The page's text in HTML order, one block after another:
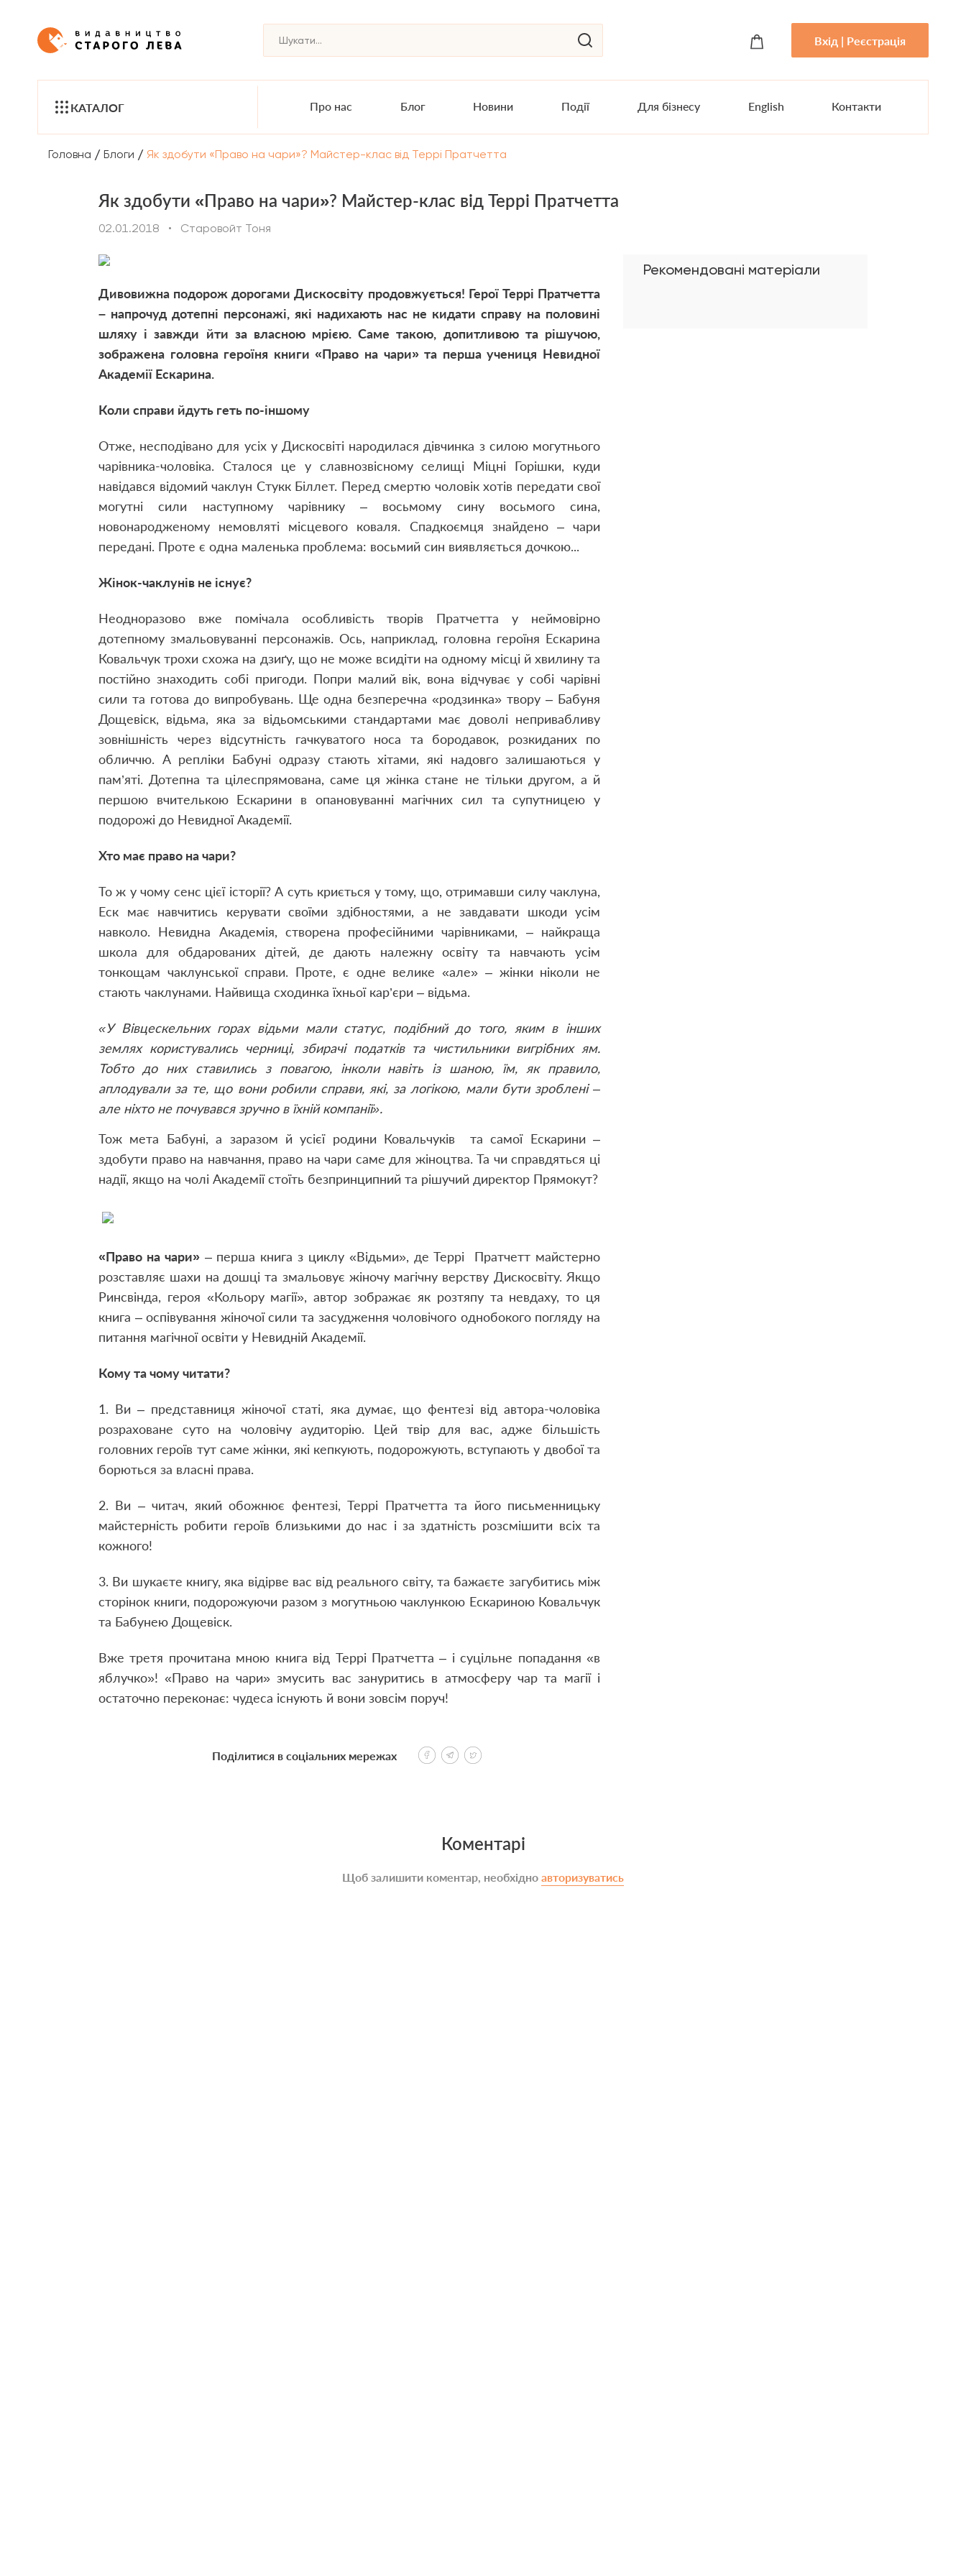
Вхід | Реєстрація
КАТАЛОГ Про нас Блог Новини Події Для бізнесу English Контакти
Головна / Блоги / Як здобути «Право на чари»? Майстер-клас від Террі Пратчетта
Як здобути «Право на чари»? Майстер-клас від Террі Пратчетта
02.01.2018 • Старовойт Тоня
Дивовижна подорож дорогами Дискосвіту продовжується! Герої Террі Пратчетта
– напрочуд дотепні персонажі, які надихають нас не кидати справу на половині
шляху і завжди йти за власною мрією. Саме такою, допитливою та рішучою,
зображена головна героїня книги «Право на чари» та перша учениця Невидної
Академії Ескарина.
Коли справи йдуть геть по-іншому
Отже, несподівано для усіх у Дискосвіті народилася дівчинка з силою могутнього
чарівника-чоловіка. Сталося це у славнозвісному селищі Міцні Горішки, куди
навідався відомий чаклун Стукк Біллет. Перед смертю чоловік хотів передати свої
могутні сили наступному чарівнику – восьмому сину восьмого сина,
новонародженому немовляті місцевого коваля. Спадкоємця знайдено – чари
передані. Проте є одна маленька проблема: восьмий син виявляється дочкою...
Жінок-чаклунів не існує?
Неодноразово вже помічала особливість творів Пратчетта у неймовірно
дотепному змальовуванні персонажів. Ось, наприклад, головна героїня Ескарина
Ковальчук трохи схожа на дзиґу, що не може всидіти на одному місці й хвилину та
постійно знаходить собі пригоди. Попри малий вік, вона відчуває у собі чарівні
сили та готова до випробувань. Ще одна безперечна «родзинка» твору – Бабуня
Дощевіск, відьма, яка за відьомськими стандартами має доволі непривабливу
зовнішність через відсутність гачкуватого носа та бородавок, розкиданих по
обличчю. А репліки Бабуні одразу стають хітами, які надовго залишаються у
пам’яті. Дотепна та цілеспрямована, саме ця жінка стане не тільки другом, а й
першою вчителькою Ескарини в опановуванні магічних сил та супутницею у
подорожі до Невидної Академії.
Хто має право на чари?
То ж у чому сенс цієї історії? А суть криється у тому, що, отримавши силу чаклуна,
Еск має навчитись керувати своїми здібностями, а не завдавати шкоди усім
навколо. Невидна Академія, створена професійними чарівниками, – найкраща
школа для обдарованих дітей, де дають належну освіту та навчають усім
тонкощам чаклунської справи. Проте, є одне велике «але» – жінки ніколи не
стають чаклунами. Найвища сходинка їхньої кар’єри – відьма.
«У Вівцескельних горах відьми мали статус, подібний до того, яким в інших
землях користувались черниці, збирачі податків та чистильники вигрібних ям.
Тобто до них ставились з повагою, інколи навіть із шаною, їм, як правило,
аплодували за те, що вони робили справи, які, за логікою, мали бути зроблені –
але ніхто не почувався зручно в їхній компанії».
Тож мета Бабуні, а заразом й усієї родини Ковальчуків та самої Ескарини –
здобути право на навчання, право на чари саме для жіноцтва. Та чи справдяться ці
надії, якщо на чолі Академії стоїть безпринципний та рішучий директор Прямокут?
«Право на чари»– перша книга з циклу «Відьми», де Террі Пратчетт майстерно
розставляє шахи на дошці та змальовує жіночу магічну верству Дискосвіту. Якщо
Ринсвінда, героя «Кольору магії», автор зображає як розтяпу та невдаху, то ця
книга – оспівування жіночої сили та засудження чоловічого однобокого погляду на
питання магічної освіти у Невидній Академії.
Кому та чому читати?
1. Ви – представниця жіночої статі, яка думає, що фентезі від автора-чоловіка
розраховане суто на чоловічу аудиторію. Цей твір для вас, адже більшість
головних героїв тут саме жінки, які кепкують, подорожують, вступають у двобої та
борються за власні права.
2. Ви – читач, який обожнює фентезі, Террі Пратчетта та його письменницьку
майстерність робити героїв близькими до нас і за здатність розсмішити всіх та
кожного!
3. Ви шукаєте книгу, яка відірве вас від реального світу, та бажаєте загубитись між
сторінок книги, подорожуючи разом з могутньою чаклункою Ескариною Ковальчук
та Бабунею Дощевіск.
Вже третя прочитана мною книга від Террі Пратчетта – і суцільне попадання «в
яблучко»! «Право на чари» змусить вас зануритись в атмосферу чар та магії і
остаточно переконає: чудеса існують й вони зовсім поруч!
Рекомендовані матеріали
Поділитися в соціальних мережах
Коментарі
Щоб залишити коментар, необхідно авторизуватись